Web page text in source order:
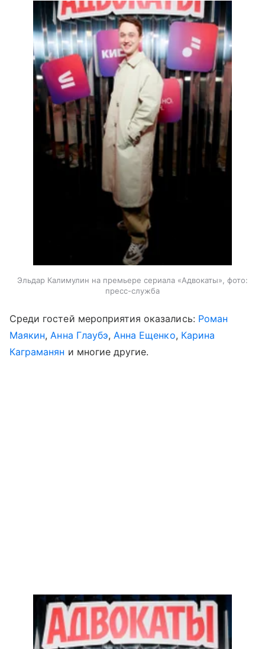
Эльдар Калимулин на премьере сериала «Адвокаты», фото:
пресс-служба
Среди гостей мероприятия оказались: Роман
Маякин, Анна Глаубэ, Анна Ещенко, Карина
Каграманян и многие другие.